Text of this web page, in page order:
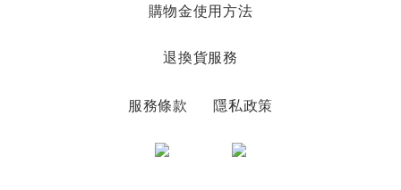
購物金使用方法
退換貨服務
服務條款 隱私政策